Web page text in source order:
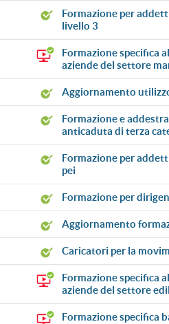
formazione per addetti antincendio in attivita' di
livello 3
formazione specifica alto rischio per lavoratori di
aziende del settore
aggiornamento
formazione e addestramento all’utilizzo di d.p.i.
anticaduta di terza
formazione per addetti ai lavori elettrici: pes, pav,
pei
formazione per
aggiornamento
caricatori per la
formazione specifica alto rischio per lavoratori di
aziende del settore
formazione specifica basso rischio per lavoratori